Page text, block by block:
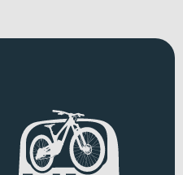
durch die Synapse
hohen Geschwindigkeiten